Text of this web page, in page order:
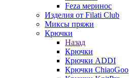
Feza меринос
Изделия от Filati Club
Миксы пряжи
Крючки
Назад
Крючки
Крючки ADDI
Крючки ChiaoGoo